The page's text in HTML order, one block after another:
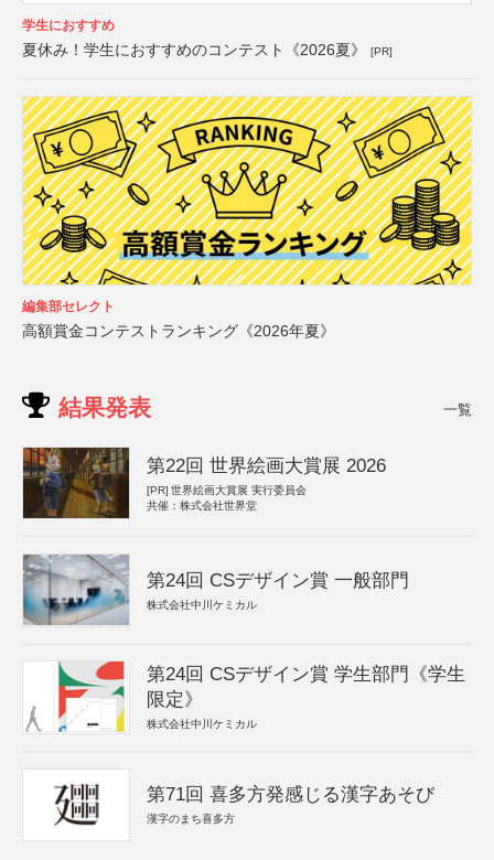
学生におすすめ
夏休み！学生におすすめのコンテスト《2026夏》 [PR]
編集部セレクト
高額賞金コンテストランキング《2026年夏》
結果発表 一覧
第22回 世界絵画大賞展 2026
[PR] 世界絵画大賞展 実行委員会
共催：株式会社世界堂
第24回 CSデザイン賞 一般部門
株式会社中川ケミカル
第24回 CSデザイン賞 学生部門《学生
限定》
株式会社中川ケミカル
第71回 喜多方発感じる漢字あそび
漢字のまち喜多方